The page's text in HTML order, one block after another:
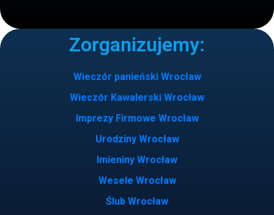
Zorganizujemy:
Wieczór panieński Wrocław
Wieczór Kawalerski Wrocław
Imprezy Firmowe Wrocław
Urodziny Wrocław
Imieniny Wrocław
Wesele Wrocław
Ślub Wrocław